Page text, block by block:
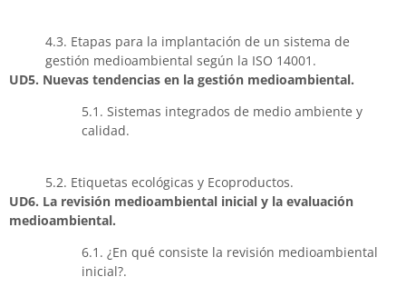
4.3. Etapas para la implantación de un sistema de
gestión medioambiental según la ISO 14001.
UD5. Nuevas tendencias en la gestión medioambiental.
5.1. Sistemas integrados de medio ambiente y
calidad.
5.2. Etiquetas ecológicas y Ecoproductos.
UD6. La revisión medioambiental inicial y la evaluación
medioambiental.
6.1. ¿En qué consiste la revisión medioambiental
inicial?.